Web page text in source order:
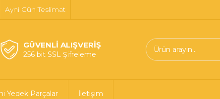
Ayni Gün Teslimat
GÜVENLİ ALIŞVERİŞ
256 bit SSL Şifreleme
Yedek Parçalar İletişim